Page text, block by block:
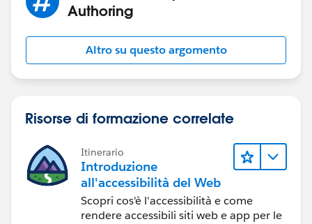
Authoring
Altro su questo argomento
Risorse di formazione correlate
Itinerario
Introduzione
all'accessibilità del Web
Scopri cos'è l'accessibilità e come
rendere accessibili siti web e app per le